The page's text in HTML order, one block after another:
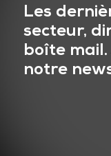
Les
secteur,
boîte
notre